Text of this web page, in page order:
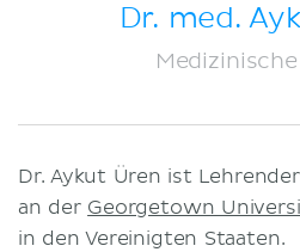
Jobs
Kontakt
Impressum
Dr. med.
Dr. Aykut Üren ist
an der Georgetown
in den Vereinigten Staaten.